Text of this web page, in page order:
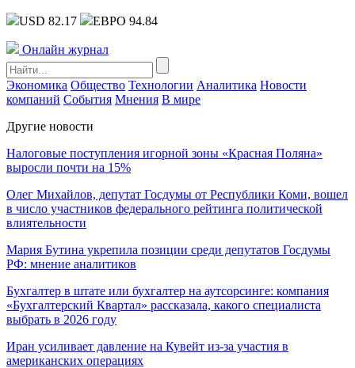
USD 82.17 ЕВРО 94.84
Онлайн журнал
Экономика Общество Технологии Аналитика Новости
компаний События Мнения В мире
Другие новости
Налоговые поступления игорной зоны «Красная Поляна»
выросли почти на 15%
Олег Михайлов, депутат Госдумы от Республики Коми, вошел
в число участников федерального рейтинга политической
влиятельности
Мария Бутина укрепила позиции среди депутатов Госдумы
РФ: мнение аналитиков
Бухгалтер в штате или бухгалтер на аутсорсинге: компания
«Бухгалтерский Квартал» рассказала, какого специалиста
выбрать в 2026 году
Иран усиливает давление на Кувейт из-за участия в
американских операциях